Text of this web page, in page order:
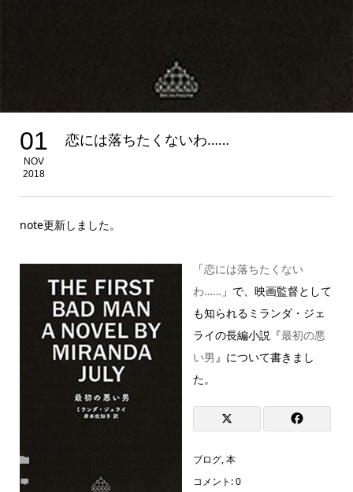
01
NOV
2018
恋には落ちたくないわ……
note更新しました。
「恋には落ちたくない
わ…… 」で、映画監督として
も知られるミランダ・ジェ
ライの長編小説『最初の悪
い男』について書きまし
た。
ブログ,本
コメント:0